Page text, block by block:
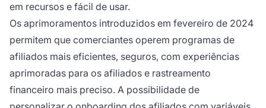
em recursos e fácil de usar.
Os aprimoramentos introduzidos em fevereiro de 2024
permitem que comerciantes operem programas de
afiliados mais eficientes, seguros, com experiências
aprimoradas para os afiliados e rastreamento
financeiro mais preciso. A possibilidade de